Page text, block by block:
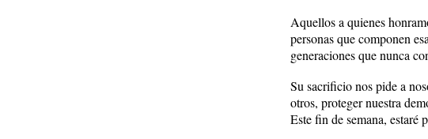
Aquellos a quienes
personas que componen
generaciones que nunca
Su sacrificio nos pide a
otros, proteger nuestra
Este fin de semana, estaré